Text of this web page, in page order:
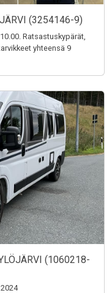
(3254146-9)
Ratsastuskypärät,
yhteensä 9
(1060218-